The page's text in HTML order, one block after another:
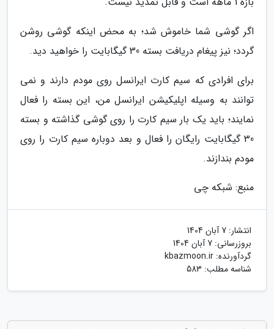
اگر گوشی شما خاموش شد؛ به محض اینکه گوشی روشن
گردد؛ نیز پیغام دریافت بسته 30 گیگابایت را خواهید دید.
برای افرادی که سیم کارت ایرانسل روی مودم دارند و نمی
توانند به وسیله اپلیکیشن ایرانسل من، این بسته را فعال
نمایند؛ باید یک بار سیم کارت را روی گوشی گذاشته و بسته
30 گیگابایت رایگان را فعال و بعد دوباره سیم کارت را روی
مودم بندازند.
منبع: شبکه چی
انتشار: 7 آبان 1404
بروزرسانی: 7 آبان 1404
گردآورنده: kbazmoon.ir
شناسه مطلب: 583